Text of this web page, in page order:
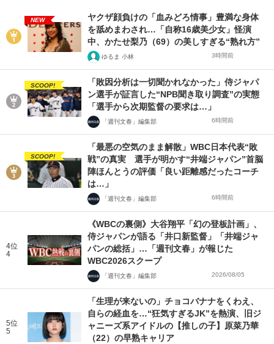
NEW
ヤクザ顔負けの「血みどろ情事」豊満な身体
を舐めまわされ…「自称16歳美少女」怪演
中、かたせ梨乃（69）の美しすぎる“熟れ方”
ゆるま 小林 3時間前
SCOOP!
「敗因分析は一切聞かれなかった」侍ジャパ
ン選手が証言した“NPB聞き取り調査”の実態
「選手から次期監督の要求は…」
「週刊文春」編集部 6時間前
SCOOP!
「最悪の空気のまま解散」WBC日本代表“敗
戦”の真実 選手が明かす“井端ジャパン”首脳
陣ほんとうの評価「良い距離感だったコーチ
は…」
「週刊文春」編集部 6時間前
4位
4
《WBCの裏側》大谷翔平「幻の登板計画」、
侍ジャパンが語る「井口新監督」「井端ジャ
パンの総括」…「週刊文春」が報じた
WBC2026スクープ
「週刊文春」編集部 2026/08/05
5位
5
「生理が来ないの」チョコバナナをくわえ、
自らの経血を…“狂気すぎるJK”を熱演、旧ジ
ャニーズ系アイドルの【推しの子】原菜乃華
（22）の早熟キャリア